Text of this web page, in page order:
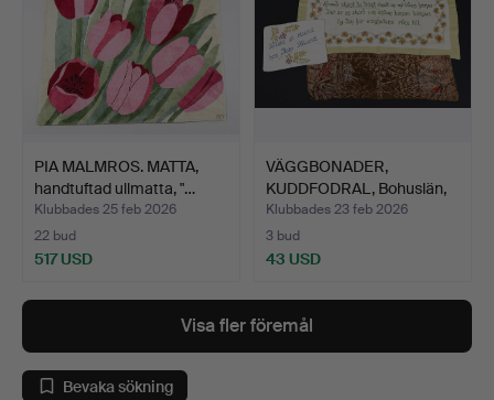
PIA MALMROS. MATTA,
handtuftad ullmatta, "…
Klubbades 25 feb 2026
22 bud
517 USD
VÄGGBONADER,
KUDDFODRAL, Bohuslän,
1900-ta…
Klubbades 23 feb 2026
3 bud
43 USD
Visa fler föremål
Bevaka sökning